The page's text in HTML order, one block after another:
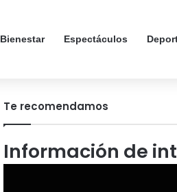
Bienestar Espectáculos
Te recomendamos
Información de